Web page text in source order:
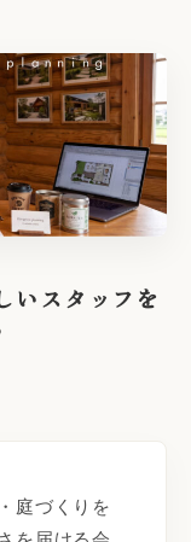
いスタッフを
庭づくりを